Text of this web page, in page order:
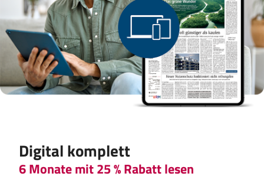
Digital komplett
6 Monate mit 25 % Rabatt lesen